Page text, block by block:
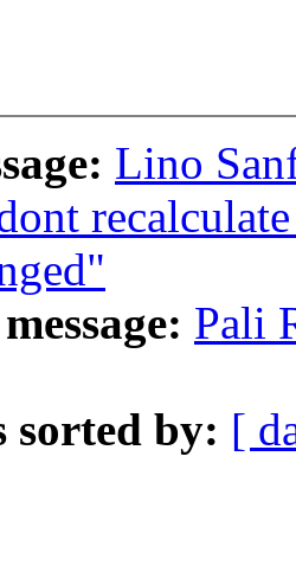
Lino
Pali
sorted by: [